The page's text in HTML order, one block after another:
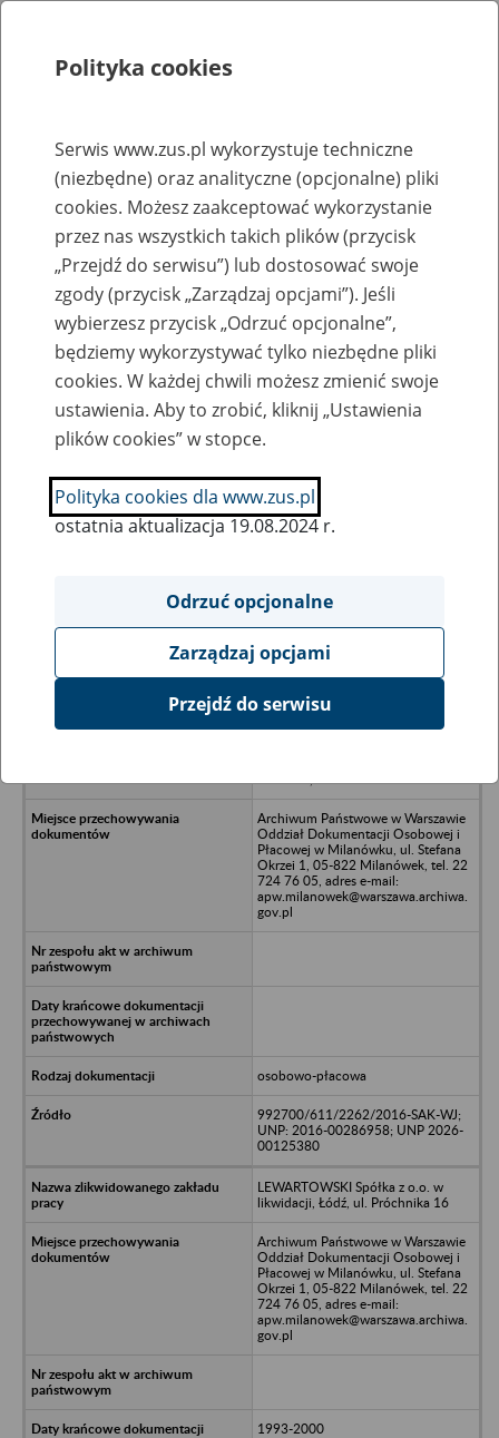
Rejestry, ewidencje i archiwa
Baza zlikwidowanych lub
przekształconych zakładów pracy
Nazwa zakładu pracy:
SZUKAJ
Ukryj wszystkie pozycje bazy
ASSMANN AUFBAUTEN Budowa
Archiwum Państwowe w Warszawie
Oddział Dokumentacji Osobowej i
Płacowej w Milanówku, ul. Stefana
Okrzei 1, 05-822 Milanówek, tel. 22
724 76 05, adres e-mail:
apw.milanowek@warszawa.archiwa.
gov.pl
osobowo-płacowa
992700/611/2262/2016-SAK-WJ;
UNP: 2016-00286958; UNP 2026-
00125380
LEWARTOWSKI Spółka z o.o. w
likwidacji, Łódź, ul. Próchnika 16
Archiwum Państwowe w Warszawie
Oddział Dokumentacji Osobowej i
Płacowej w Milanówku, ul. Stefana
Okrzei 1, 05-822 Milanówek, tel. 22
724 76 05, adres e-mail:
apw.milanowek@warszawa.archiwa.
gov.pl
1993-2000
Polityka cookies
Serwis www.zus.pl wykorzystuje techniczne
(niezbędne) oraz analityczne (opcjonalne) pliki
cookies. Możesz zaakceptować wykorzystanie
przez nas wszystkich takich plików (przycisk
„Przejdź do serwisu”) lub dostosować swoje
zgody (przycisk „Zarządzaj opcjami”). Jeśli
wybierzesz przycisk „Odrzuć opcjonalne”,
będziemy wykorzystywać tylko niezbędne pliki
cookies. W każdej chwili możesz zmienić swoje
ustawienia. Aby to zrobić, kliknij „Ustawienia
plików cookies” w stopce.
Polityka cookies dla www.zus.pl
ostatnia aktualizacja 19.08.2024 r.
Odrzuć opcjonalne
Zarządzaj opcjami
Przejdź do serwisu